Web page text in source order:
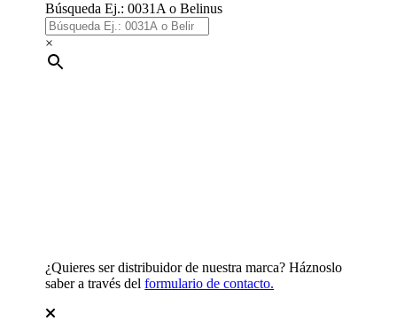
Búsqueda Ej.: 0031A o Belinus
×
¿Quieres ser distribuidor de nuestra marca? Háznoslo
saber a través delformulario de contacto.